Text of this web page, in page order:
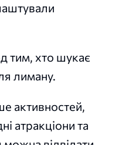
тим, хто шукає
лиману.
активностей,
атракціони та